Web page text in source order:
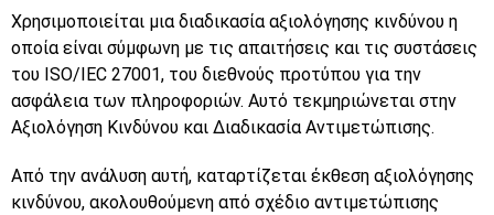
Χρησιμοποιείται μια διαδικασία αξιολόγησης κινδύνου η
οποία είναι σύμφωνη με τις απαιτήσεις και τις συστάσεις
του ISO/IEC 27001, του διεθνούς προτύπου για την
ασφάλεια των πληροφοριών. Αυτό τεκμηριώνεται στην
Αξιολόγηση Κινδύνου και Διαδικασία Αντιμετώπισης.
Από την ανάλυση αυτή, καταρτίζεται έκθεση αξιολόγησης
κινδύνου, ακολουθούμενη από σχέδιο αντιμετώπισης